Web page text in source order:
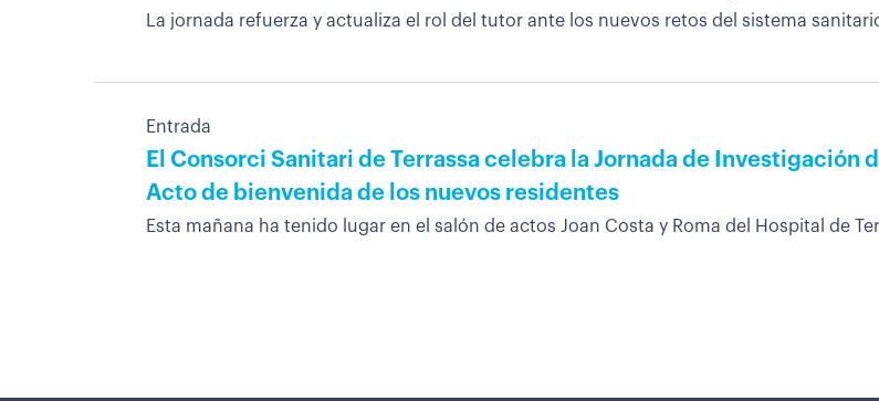
La jornada refuerza y ​​actualiza el rol del tutor ante los nuevos retos del sistema
Entrada
El Consorci Sanitari de Terrassa celebra la Jornada de Investigación
Acto de bienvenida de los nuevos residentes
Esta mañana ha tenido lugar en el salón de actos Joan Costa y Roma del Hospital de